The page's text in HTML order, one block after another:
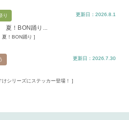
り
夏！BON踊り...
！BON踊り ]
更新日：2026.8.1
けシリーズにステッカー登場！ ]
更新日：2026.7.30